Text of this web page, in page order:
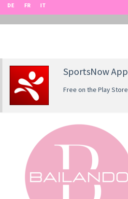
DE FR IT
SportsNow App
Free on the Play Store